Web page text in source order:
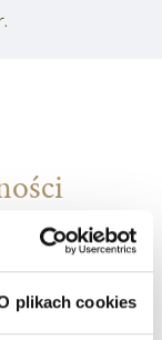
plikach cookies